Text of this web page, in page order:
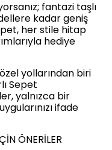
fantazi taşlı
kadar geniş
her stile hitap
hediye
yollarından biri
Sepet
yalnızca bir
ifade
ÖNERİLER